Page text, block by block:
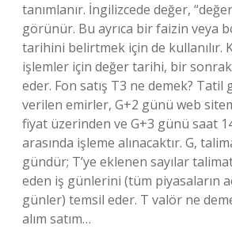
tanımlanır. İngilizcede değer,
görünür. Bu ayrıca bir faizin veya
tarihini belirtmek için de kullanılır.
işlemler için değer tarihi, bir
eder. Fon satış T3 ne demek? Tatil
verilen emirler, G+2 günü web
fiyat üzerinden ve G+3 günü saat
arasında işleme alınacaktır. G,
gündür; T’ye eklenen sayılar
eden iş günlerini (tüm piyasaların
günler) temsil eder. T valör ne
alım satım…